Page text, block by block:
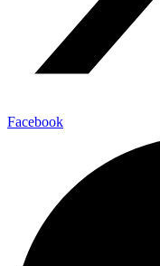
Facebook